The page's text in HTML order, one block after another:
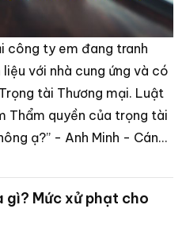
công ty em đang tranh
với nhà cung ứng và có
tài Thương mại. Luật
Thẩm quyền của trọng tài
ạ?” - Anh Minh - Cán
gì? Mức xử phạt cho